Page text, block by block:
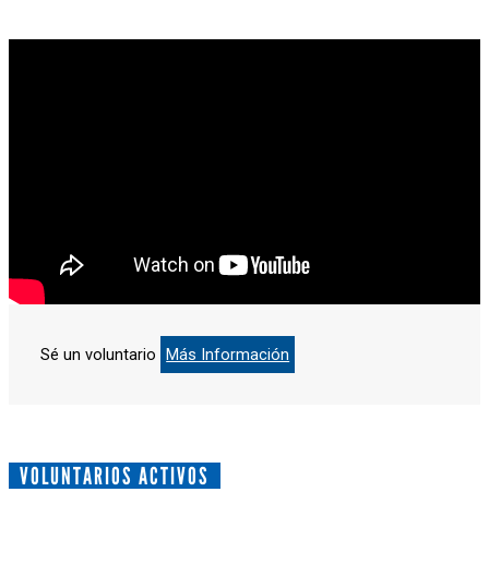
Sé un voluntario Más Información
VOLUNTARIOS ACTIVOS